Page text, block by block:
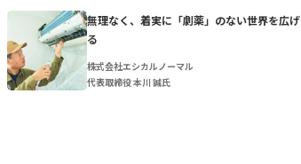
無理なく、着実に「劇薬」のない世界を広げ
る
株式会社エシカルノーマル
代表取締役 本川 誠氏